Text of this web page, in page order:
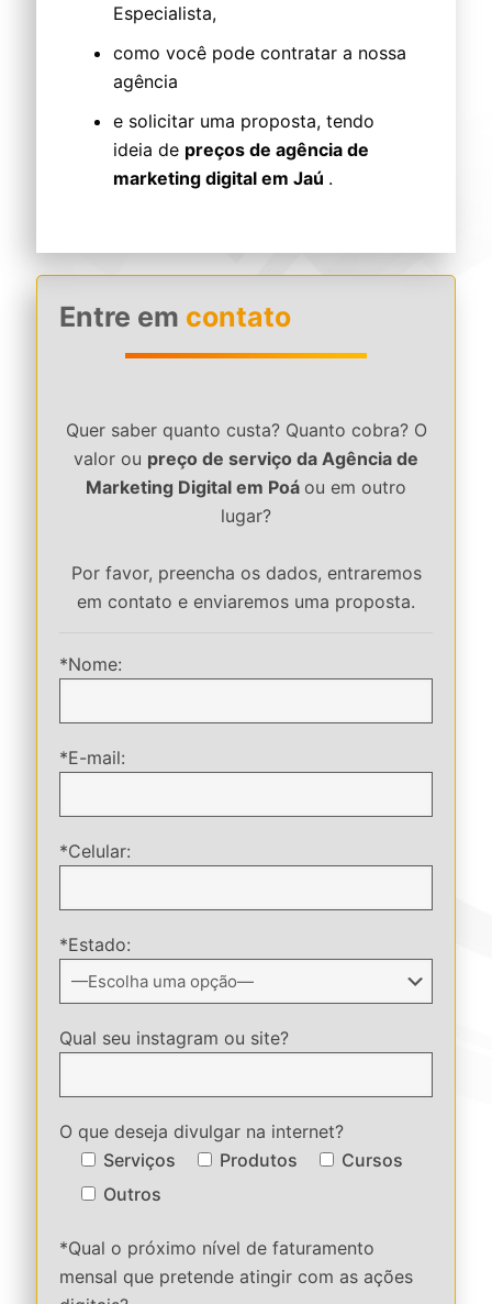
Especialista,
como você pode contratar a nossa
agência
e solicitar uma proposta, tendo
ideia de preços de agência de
marketing digital em Jaú .
Entre em contato
Quer saber quanto custa? Quanto cobra? O
valor ou preço de serviço da Agência de
Marketing Digital em Poá ou em outro
lugar?
Por favor, preencha os dados, entraremos
em contato e enviaremos uma proposta.
*Nome:
*E-mail:
*Celular:
*Estado:
Qual seu instagram ou site?
O que deseja divulgar na internet?
Serviços
Produtos
Cursos
Outros
*Qual o próximo nível de faturamento
mensal que pretende atingir com as ações